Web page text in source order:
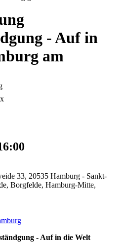
- Auf in
am
33, 20535 Hamburg - Sankt-
Borgfelde, Hamburg-Mitte,
- Auf in die Welt